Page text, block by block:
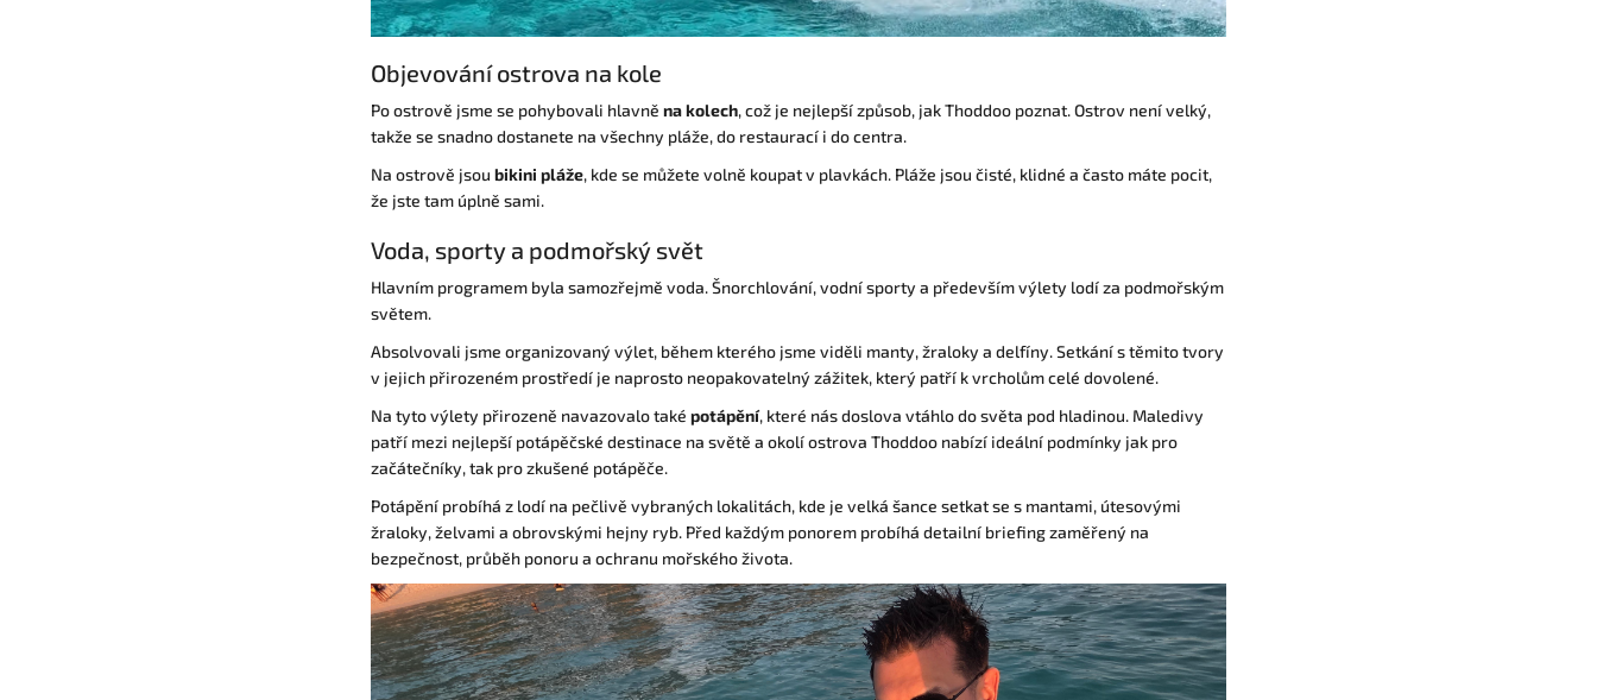
Objevování ostrova na kole
Po ostrově jsme se pohybovali hlavně na kolech, což je nejlepší způsob, jak Thoddoo poznat. Ostrov není velký,
takže se snadno dostanete na všechny pláže, do restaurací i do centra.
Na ostrově jsou bikini pláže, kde se můžete volně koupat v plavkách. Pláže jsou čisté, klidné a často máte pocit,
že jste tam úplně sami.
Voda, sporty a podmořský svět
Hlavním programem byla samozřejmě voda. Šnorchlování, vodní sporty a především výlety lodí za podmořským
světem.
Absolvovali jsme organizovaný výlet, během kterého jsme viděli manty, žraloky a delfíny. Setkání s těmito tvory
v jejich přirozeném prostředí je naprosto neopakovatelný zážitek, který patří k vrcholům celé dovolené.
Na tyto výlety přirozeně navazovalo také potápění, které nás doslova vtáhlo do světa pod hladinou. Maledivy
patří mezi nejlepší potápěčské destinace na světě a okolí ostrova Thoddoo nabízí ideální podmínky jak pro
začátečníky, tak pro zkušené potápěče.
Potápění probíhá z lodí na pečlivě vybraných lokalitách, kde je velká šance setkat se s mantami, útesovými
žraloky, želvami a obrovskými hejny ryb. Před každým ponorem probíhá detailní briefing zaměřený na
bezpečnost, průběh ponoru a ochranu mořského života.